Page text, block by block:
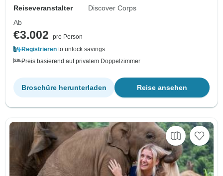
Reiseveranstalter
Discover Corps
Ab
€3.002
pro Person
Registrieren to unlock savings
Preis basierend auf privatem Doppelzimmer
Reise ansehen
Broschüre herunterladen